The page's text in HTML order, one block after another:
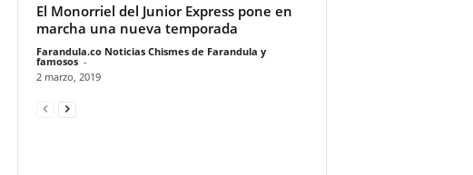
El Monorriel del Junior Express pone en
marcha una nueva temporada
Farandula.co Noticias Chismes de Farandula y
famosos -
2 marzo, 2019